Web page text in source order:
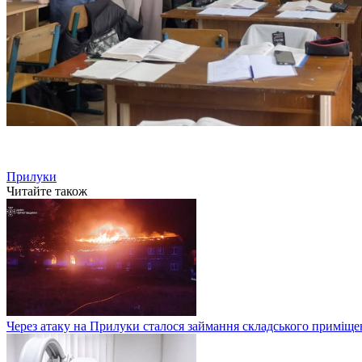
Прилуки
Читайте також
Через атаку на Прилуки сталося займання складського